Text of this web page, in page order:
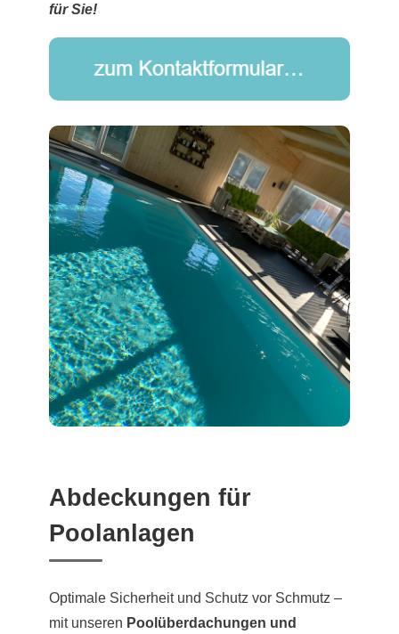
für Sie!
Abdeckungen für
Poolanlagen
Optimale Sicherheit und Schutz vor Schmutz –
mit unseren Poolüberdachungen und